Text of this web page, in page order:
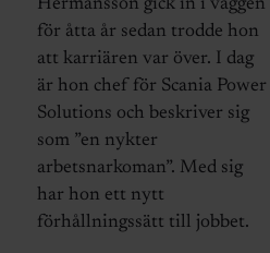
Hermansson gick in i väggen
för åtta år sedan trodde hon
att karriären var över. I dag
är hon chef för Scania Power
Solutions och beskriver sig
som ”en nykter
arbetsnarkoman”. Med sig
har hon ett nytt
förhållningssätt till jobbet.